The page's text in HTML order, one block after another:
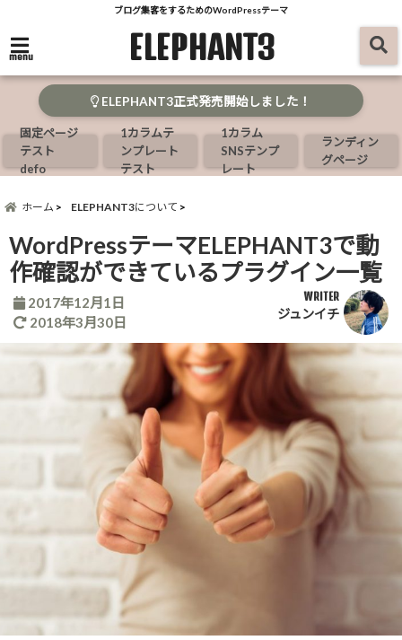
ブログ集客をするためのWordPressテーマ
menu ELEPHANT3
ELEPHANT3正式発売開始しました！
固定ページ
テスト
defo
1カラムテ
ンプレート
テスト
1カラム
SNSテンプ
レート
ランディン
グページ
ホーム ELEPHANT3について
WordPressテーマELEPHANT3で動
作確認ができているプラグイン一覧
2017年12月1日
2018年3月30日
WRITER
ジュンイチ